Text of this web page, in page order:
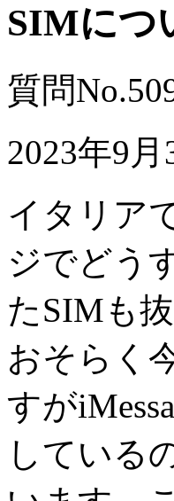
SIMにつ
質問
2023年9月
イタリア
ジでどう
たSIMも
おそらく
すが
している